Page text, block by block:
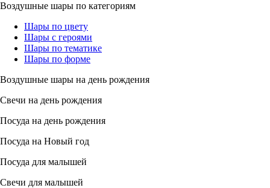
Воздушные шары по категориям
Шары по цвету
Шары с героями
Шары по тематике
Шары по форме
Воздушные шары на день рождения
Свечи на день рождения
Посуда на день рождения
Посуда на Новый год
Посуда для малышей
Свечи для малышей